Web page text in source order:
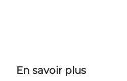
En savoir plus